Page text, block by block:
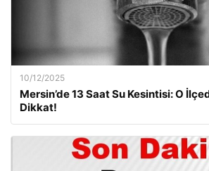
10/12/2025
Mersin’de 13 Saat Su Kesintisi: O
Dikkat!